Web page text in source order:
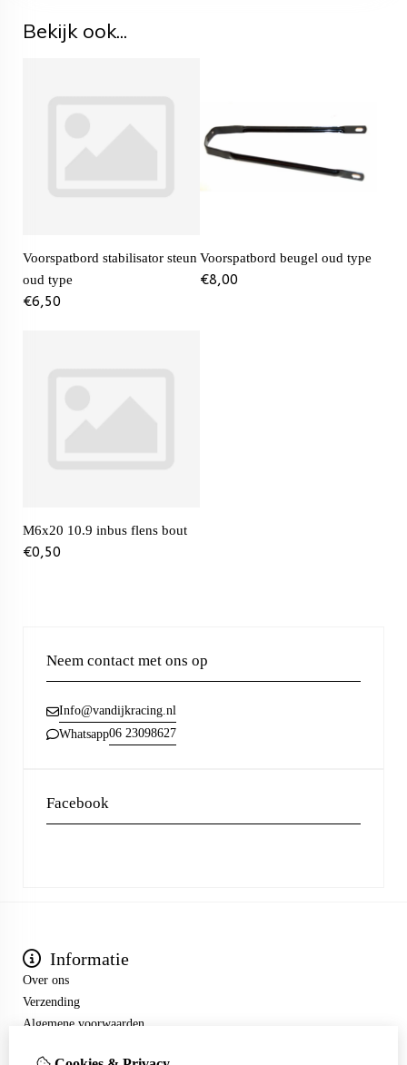
Bekijk ook...
Voorspatbord stabilisator steun
oud type
€6,50
Voorspatbord beugel oud type
€8,00
M6x20 10.9 inbus flens bout
€0,50
Neem contact met ons op
Info@vandijkracing.nl
Whatsapp06 23098627
Facebook
Informatie
Over ons
Verzending
Algemene voorwaarden